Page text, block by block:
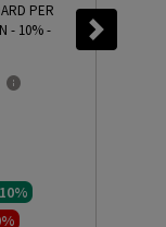
PER
- 10%-
da